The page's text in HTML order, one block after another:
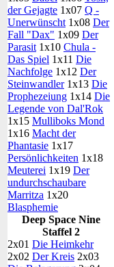
der Gejagte 1x07 Q -
Unerwünscht 1x08 Der
Fall "Dax" 1x09 Der
Parasit 1x10 Chula -
Das Spiel 1x11 Die
Nachfolge 1x12 Der
Steinwandler1x13 Die
Prophezeiung 1x14 Die
Legende von Dal'Rok
1x15 Mulliboks Mond
1x16 Macht der
Phantasie 1x17
Persönlichkeiten 1x18
Meuterei 1x19 Der
undurchschaubare
Marritza 1x20
Blasphemie
Deep Space Nine
Staffel 2
2x01 Die Heimkehr
2x02 Der Kreis 2x03